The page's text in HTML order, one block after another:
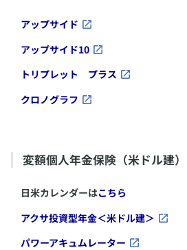
​アップサイド
​アップサイド10
​トリプレット プラス
​クロノグラフ
変額個人年金保険（米ドル建）
日米カレンダーはこちら
​アクサ投資型年金＜米ドル建＞
​パワーアキュムレーター